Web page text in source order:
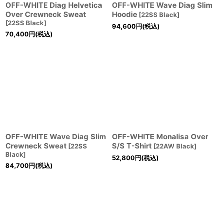
OFF-WHITE Diag Helvetica
Over Crewneck Sweat
[22SS Black]
70,400円(税込)
OFF-WHITE Wave Diag Slim
Hoodie [22SS Black]
94,600円(税込)
OFF-WHITE Wave Diag Slim
Crewneck Sweat [22SS
Black]
84,700円(税込)
OFF-WHITE Monalisa Over
S/S T-Shirt [22AW Black]
52,800円(税込)